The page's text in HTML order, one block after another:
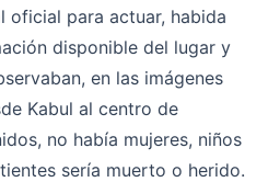
para actuar, habida
disponible del lugar y
en las imágenes
Kabul al centro de
no había mujeres, niños
sería muerto o herido.